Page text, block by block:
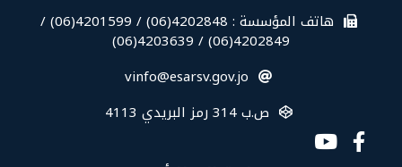
الاتصال
هاتف المؤسسة : 4202848(06) / 4201599(06) /
4202849(06) / 4203639(06)
vinfo@esarsv.gov.jo
ص.ب 314 رمز البريدي 4113
Social